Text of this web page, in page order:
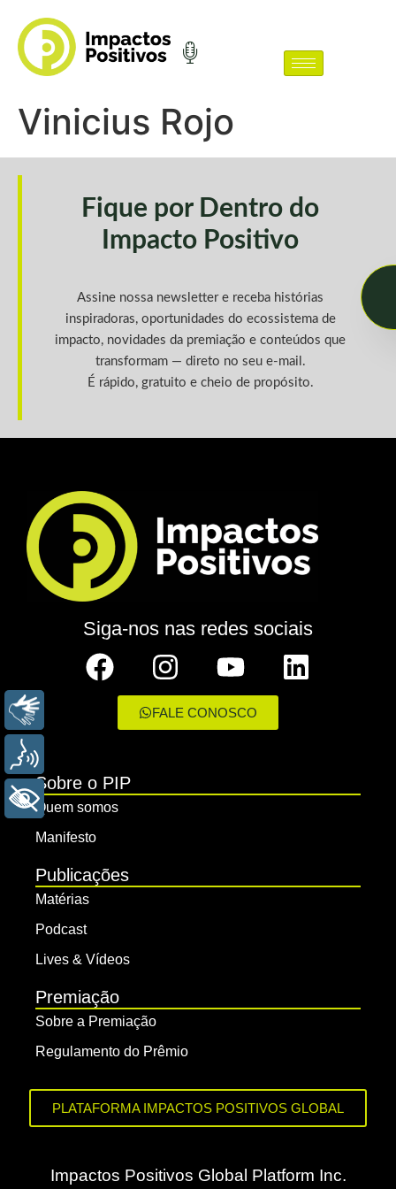
Vinicius Rojo
Fique por Dentro do
Impacto Positivo
Assine nossa newsletter e receba histórias
inspiradoras, oportunidades do ecossistema de
impacto, novidades da premiação e conteúdos que
transformam — direto no seu e-mail.
É rápido, gratuito e cheio de propósito.
Siga-nos nas redes sociais
FALE CONOSCO
Sobre o PIP
Quem somos
Manifesto
Publicações
Matérias
Podcast
Lives & Vídeos
Premiação
Sobre a Premiação
Regulamento do Prêmio
PLATAFORMA IMPACTOS POSITIVOS GLOBAL
Impactos Positivos Global Platform Inc.
+ ACESSIBILIDADE